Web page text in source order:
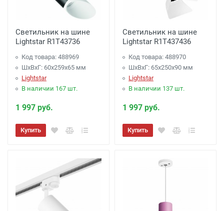
Светильник на шине
Lightstar R1T43736
Код товара: 488969
ШхВхГ: 60x259x65 мм
Lightstar
В наличии 167 шт.
1 997 руб.
Купить
Светильник на шине
Lightstar R1T437436
Код товара: 488970
ШхВхГ: 65x250x90 мм
Lightstar
В наличии 137 шт.
1 997 руб.
Купить